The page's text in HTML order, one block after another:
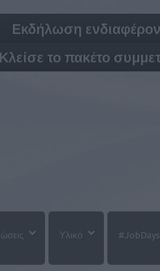
Εκδήλωση
Κλείσε το πακέτο
Υλικό #JobDays